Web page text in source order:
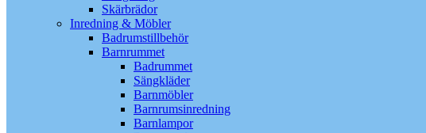
Skärbrädor
Inredning & Möbler
Badrumstillbehör
Barnrummet
Badrummet
Sängkläder
Barnmöbler
Barnrumsinredning
Barnlampor